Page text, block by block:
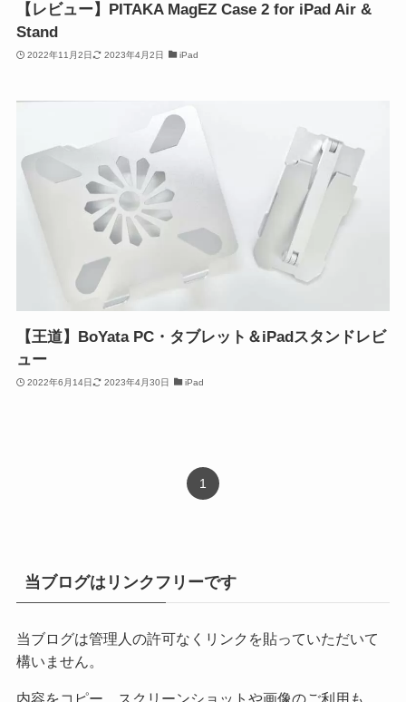
【レビュー】PITAKA MagEZ Case 2 for iPad Air &
Stand
2022年11月2日 2023年4月2日 iPad
【王道】BoYata PC・タブレット＆iPadスタンドレビ
ュー
2022年6月14日 2023年4月30日 iPad
1
当ブログはリンクフリーです
当ブログは管理人の許可なくリンクを貼っていただいて
構いません。